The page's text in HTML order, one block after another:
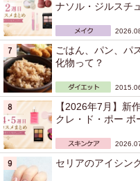
ナソル・ジルスチ
ごはん、パン、パ
化物って？
【2026年7月】新
クレ・ド・ポー ボ
セリアのアイシン